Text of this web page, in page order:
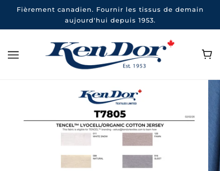
Fièrement canadien. Fournir les tissus de demain
aujourd'hui depuis 1953.